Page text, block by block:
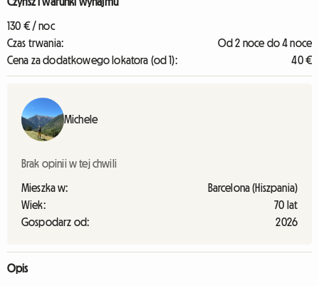
130 € / noc
Czas trwania:
Od 2 noce do 4 noce
Cena za dodatkowego lokatora (od 1):
40 €
Michele
Brak opinii w tej chwili
Mieszka w:
Barcelona (Hiszpania)
Wiek:
70 lat
Gospodarz od:
2026
Opis